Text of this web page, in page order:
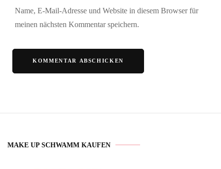
Name, E-Mail-Adresse und Website in diesem Browser für
meinen nächsten Kommentar speichern.
MAKE UP SCHWAMM KAUFEN